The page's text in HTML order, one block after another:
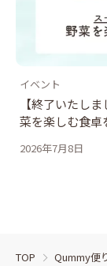
イベント
【終了いたし
菜を楽しむ食卓
2026年7月8日
TOP
Qummy便